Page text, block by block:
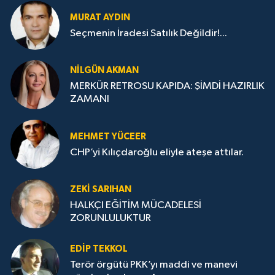
MURAT AYDIN
Seçmenin İradesi Satılık Değildir!...
NILGÜN AKMAN
MERKÜR RETROSU KAPIDA: ŞİMDİ HAZIRLIK
ZAMANI
MEHMET YÜCEER
CHP’yi Kılıçdaroğlu eliyle ateşe attılar.
ZEKI SARIHAN
HALKÇI EĞİTİM MÜCADELESİ
ZORUNLULUKTUR
EDIP TEKKOL
Terör örgütü PKK’yı maddi ve manevi